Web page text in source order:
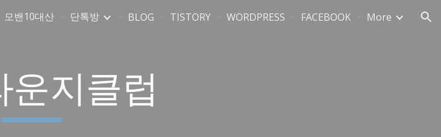
Skip to navigation
모밴10대산 단톡방 BLOG TISTORY WORDPRESS FACEBOOK More
운지클럽